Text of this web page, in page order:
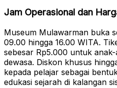
Jam Operasional dan
Museum Mulawarman buka
09.00 hingga 16.00 WITA.
sebesar Rp5.000 untuk
dewasa. Diskon khusus
kepada pelajar sebagai
edukasi sejarah di kalangan